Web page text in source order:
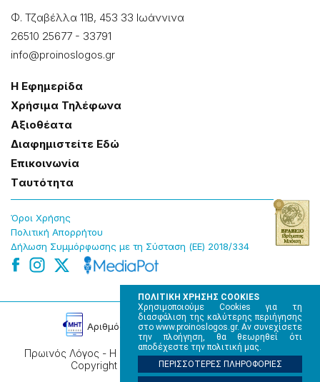
ΠΟΛΙΤΙΚΗ ΧΡΗΣΗΣ COOKIES
Χρησιμοποιούμε Cookies για τη
διασφάλιση της καλύτερης περιήγησης
στο www.proinoslogos.gr. Αν συνεχίσετε
την πλοήγηση, θα θεωρηθεί ότι
αποδέχεστε την πολιτική μας.
ΠΕΡΙΣΣΟΤΕΡΕΣ ΠΛΗΡΟΦΟΡΙΕΣ
Φ. Τζαβέλλα 11Β, 453 33 Ιωάννɩνα
26510 25677 - 33791
info@proinoslogos.gr
Η Εφημερίδα
Χρήσɩμα Τηλέφωνα
Αξɩοθέατα
Δɩαφημɩστείτε Εδώ
Επɩκοɩνωνία
Tαυτότητα
Όροɩ Χρήσης
Πολɩτɩκή Απορρήτου
Δήλωση Συμμόρφωσης με τη Σύσταση (ΕΕ) 2018/334
Πρωινός Λόγος - Η καθημερινή εφημερίδα της Ηπείρου,
Copyright © 2026, All rights reserved.
Αρɩθμός Πɩστοποίησης Μ.Η.Τ. 220242